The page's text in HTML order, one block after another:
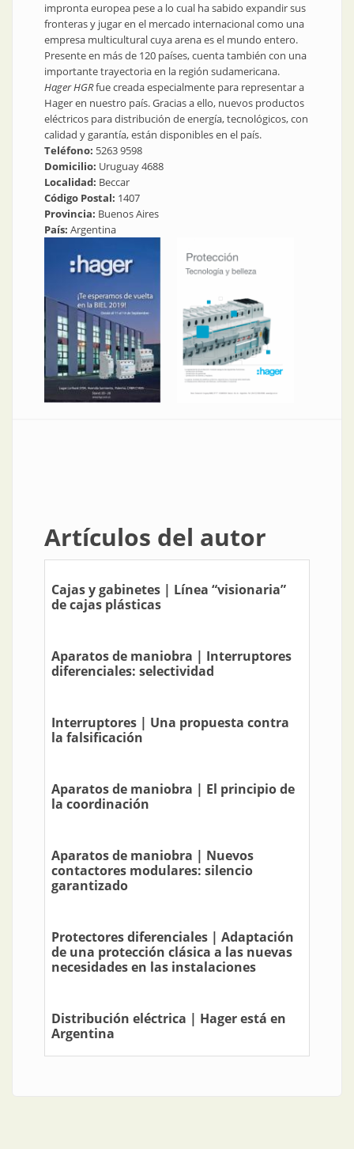
impronta europea pese a lo cual ha sabido expandir sus
fronteras y jugar en el mercado internacional como una
empresa multicultural cuya arena es el mundo entero.
Presente en más de 120 países, cuenta también con una
importante trayectoria en la región sudamericana.
HagerHGRfue creada especialmente para representar a
Hager en nuestro país. Gracias a ello, nuevos productos
eléctricos para distribución de energía, tecnológicos, con
calidad y garantía, están disponibles en el país.
Teléfono: 5263 9598
Domicilio: Uruguay 4688
Localidad: Beccar
Código Postal: 1407
Provincia: Buenos Aires
País: Argentina
Artículos del autor
Cajas y gabinetes | Línea “visionaria”
de cajas plásticas
Aparatos de maniobra | Interruptores
diferenciales: selectividad
Interruptores | Una propuesta contra
la falsificación
Aparatos de maniobra | El principio de
la coordinación
Aparatos de maniobra | Nuevos
contactores modulares: silencio
garantizado
Protectores diferenciales | Adaptación
de una protección clásica a las nuevas
necesidades en las instalaciones
Distribución eléctrica | Hager está en
Argentina